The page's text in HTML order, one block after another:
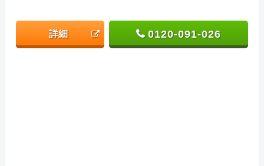
詳細 0120-091-026